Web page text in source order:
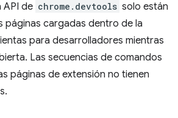
API de chrome.devtools solo están
páginas cargadas dentro de la
para desarrolladores mientras
Las secuencias de comandos
páginas de extensión no tienen